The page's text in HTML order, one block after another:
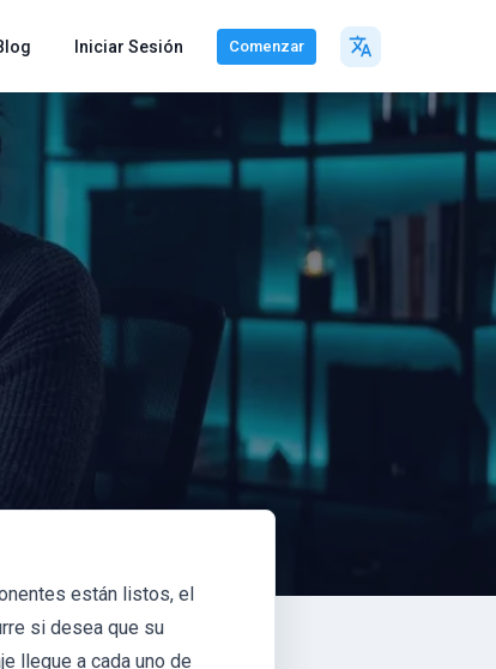
Iniciar Sesión Comenzar
están listos, el
si desea que su
llegue a cada uno de